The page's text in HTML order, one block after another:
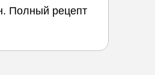
Полный рецепт